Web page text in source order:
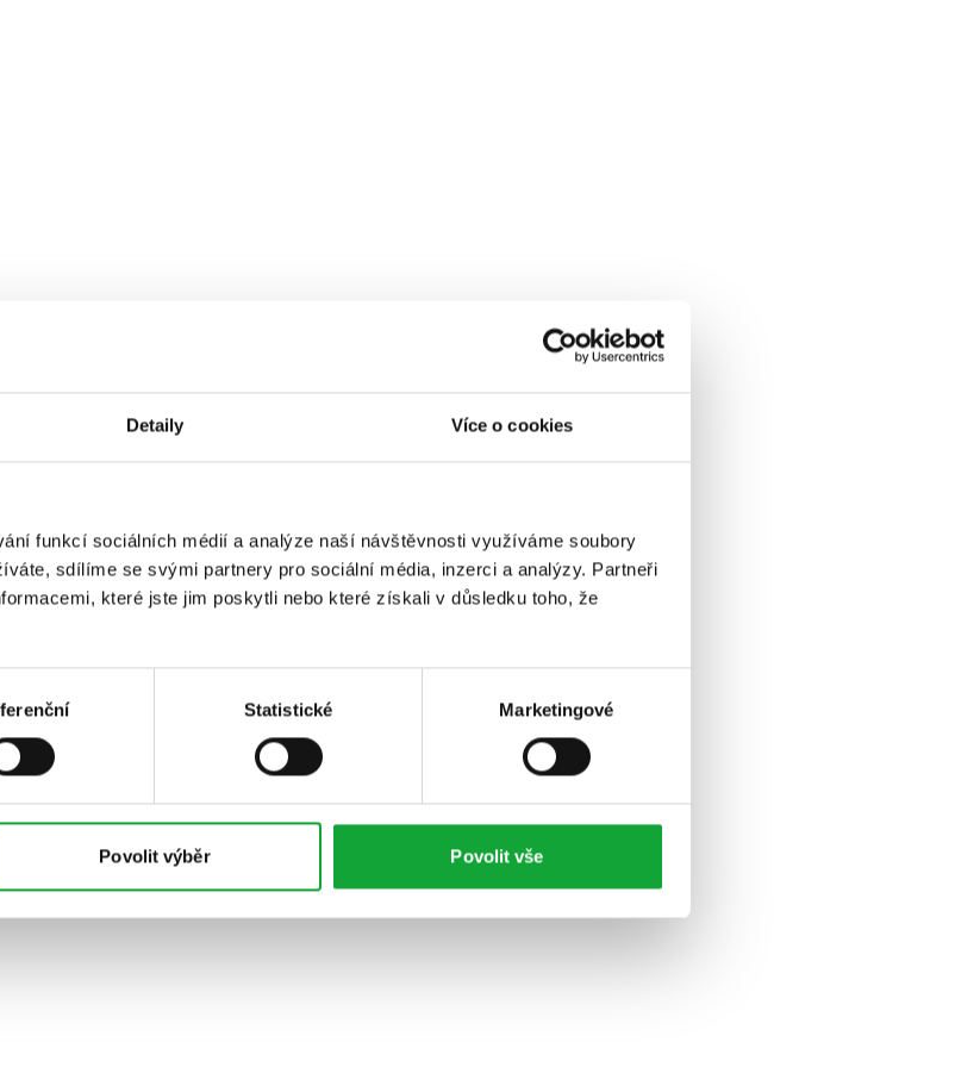
Detaily Více o cookies
funkcí sociálních médií a analýze naší návštěvnosti využíváme soubory
sdílíme se svými partnery pro sociální média, inzerci a analýzy. Partneři
které jste jim poskytli nebo které získali v důsledku toho, že
Statistické Marketingové
Povolit výběr Povolit vše